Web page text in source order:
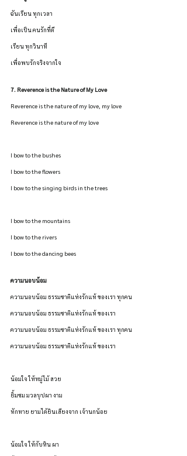
ฉันเรียน ทุกเวลา
เพื่อเป็น คนรักที่ดี
เรียน ทุกวินาที
เพื่อพบรักจริงจากใจ
7. Reverence is the Nature of My Love
Reverence is the nature of my love, my love
Reverence is the nature of my love
I bow to the bushes
I bow to the flowers
I bow to the singing birds in the trees
I bow to the mountains
I bow to the rivers
I bow to the dancing bees
ความนอบน้อม
ความนอบน้อม ธรรมชาติแห่งรักแท้ ของเรา ทุกคน
ความนอบน้อม ธรรมชาติแห่งรักแท้ ของเรา
ความนอบน้อม ธรรมชาติแห่งรักแท้ ของเรา ทุกคน
ความนอบน้อม ธรรมชาติแห่งรักแท้ ของเรา
น้อมใจ ให้หมู่ไม้ สวย
ยิ้มชม มวลบุปผา งาม
ทักทาย ยามได้ยินเสียงจาก เจ้านกน้อย
น้อมใจ ให้กับหิน ผา